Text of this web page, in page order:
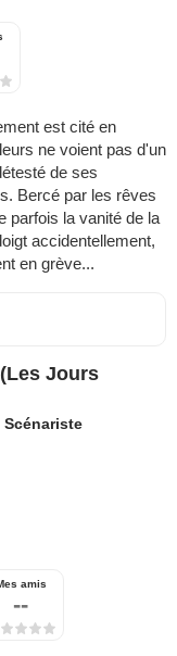
est cité en
ne voient pas d'un
de ses
Bercé par les rêves
parfois la vanité de la
accidentellement,
en grève...
Jours
Scénariste
amis
--